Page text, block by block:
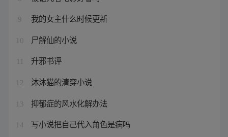
9 我的女主什么时候更新
10 尸解仙的小说
升邪书评
12 沐沐猫的清穿小说
13 抑郁症的风水化解办法
14 写小说把自己代入角色是病吗